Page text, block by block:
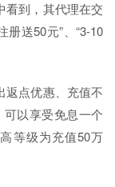
看到，其代理在交
送50元”、“3-10
返点优惠、充值不
以享受免息一个
等级为充值50万